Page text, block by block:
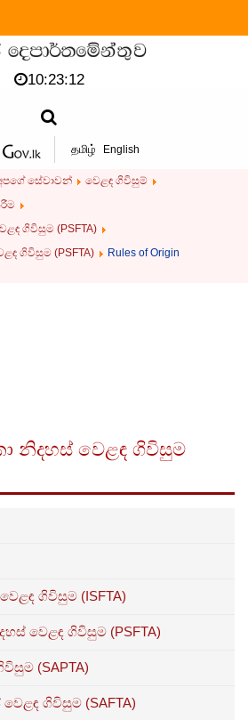
10:23:12
தமிழ் English
සේවාවන්
වෙළඳ ගිවිසුම්
ගිවිසුම (PSFTA)
ගිවිසුම (PSFTA)
Rules of Origin
නිදහස් වෙළඳ ගිවිසුම
ගිවිසුම (ISFTA)
වෙළඳ ගිවිසුම (PSFTA)
(SAPTA)
ගිවිසුම (SAFTA)